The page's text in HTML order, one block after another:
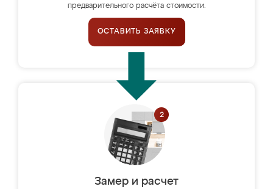
предварительного расчёта стоимости.
ОСТАВИТЬ ЗАЯВКУ
Замер и расчет